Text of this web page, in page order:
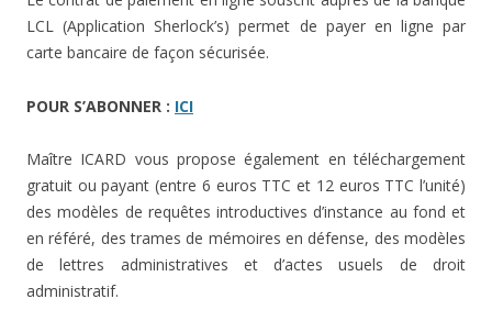
LCL (Application Sherlock’s) permet de payer en ligne par
carte bancaire de façon sécurisée.
POUR S’ABONNER : ICI
Maître ICARD vous propose également en téléchargement
gratuit ou payant (entre 6 euros TTC et 12 euros TTC l’unité)
des modèles de requêtes introductives d’instance au fond et
en référé, des trames de mémoires en défense, des modèles
de lettres administratives et d’actes usuels de droit
administratif.